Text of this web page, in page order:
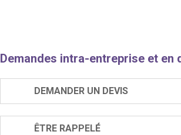
Demandes intra-entreprise et en
DEMANDER UN DEVIS
ÊTRE RAPPELÉ